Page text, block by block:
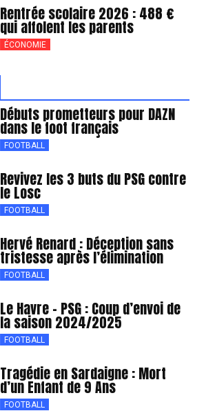
Rentrée scolaire 2026 : 488 €
qui affolent les parents
ÉCONOMIE
Débuts prometteurs pour DAZN
dans le foot français
FOOTBALL
Revivez les 3 buts du PSG contre
le Losc
FOOTBALL
Hervé Renard : Déception sans
tristesse après l’élimination
FOOTBALL
Le Havre – PSG : Coup d’envoi de
la saison 2024/2025
FOOTBALL
Tragédie en Sardaigne : Mort
d’un Enfant de 9 Ans
FOOTBALL